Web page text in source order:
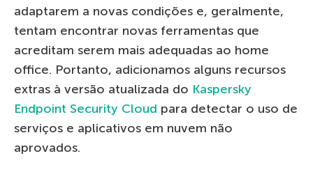
adaptarem a novas condições e, geralmente,
tentam encontrar novas ferramentas que
acreditam serem mais adequadas ao home
office. Portanto, adicionamos alguns recursos
extras à versão atualizada do Kaspersky
Endpoint Security Cloud para detectar o uso de
serviços e aplicativos em nuvem não
aprovados.